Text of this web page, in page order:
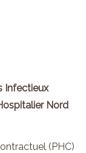
Infectieux
Nord
(PHC)